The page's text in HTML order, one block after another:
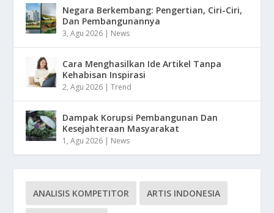
Negara Berkembang: Pengertian, Ciri-Ciri,
Dan Pembangunannya
3, Agu 2026 | News
Cara Menghasilkan Ide Artikel Tanpa
Kehabisan Inspirasi
2, Agu 2026 |Trend
Dampak Korupsi Pembangunan Dan
Kesejahteraan Masyarakat
1, Agu 2026 | News
ANALISIS KOMPETITOR ARTIS INDONESIA